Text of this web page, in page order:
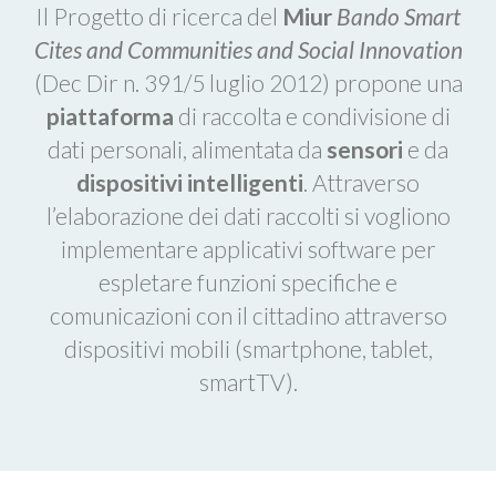
Il Progetto di ricerca del Miur Bando Smart
Cites and Communities and Social Innovation
(Dec Dir n. 391/5 luglio 2012) propone una
piattaforma di raccolta e condivisione di
dati personali, alimentata da sensori e da
dispositivi intelligenti . Attraverso
l’elaborazione dei dati raccolti si vogliono
implementare applicativi software per
espletare funzioni specifiche e
comunicazioni con il cittadino attraverso
dispositivi mobili (smartphone, tablet,
smartTV).